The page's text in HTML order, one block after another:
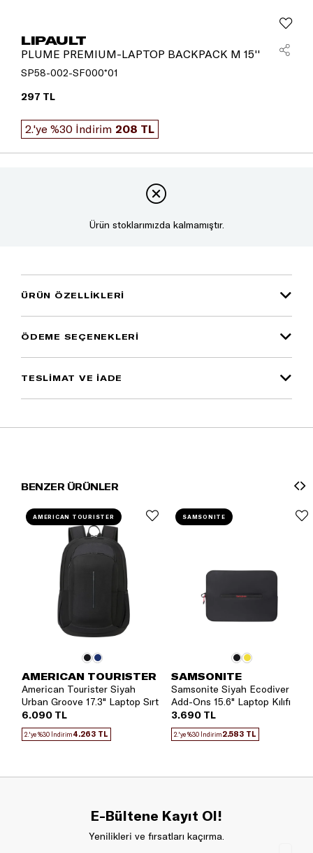
LIPAULT
PLUME PREMIUM-LAPTOP BACKPACK M 15''
SP58-002-SF000*01
297 TL
2.'ye %30 İndirim 208 TL
Ürün stoklarımızda kalmamıştır.
ÜRÜN ÖZELLIKLERI
ÖDEME SEÇENEKLERI
TESLİMAT VE İADE
BENZER ÜRÜNLER
AMERICAN TOURISTER
American Tourister Siyah
Urban Groove 17.3" Laptop Sırt
Çantası
6.090 TL
2.'ye %30 İndirim4.263 TL
AMERICAN TOURISTER
SAMSONITE
Samsonite Siyah Ecodiver
Add-Ons 15.6" Laptop Kılıfı
3.690 TL
2.'ye %30 İndirim2.583 TL
SAMSONITE
E-Bültene Kayıt Ol!
Yenilikleri ve fırsatları kaçırma.